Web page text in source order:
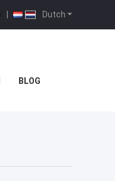
Dutch
|
BLOG